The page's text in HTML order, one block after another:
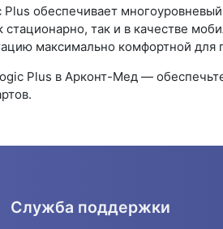
обеспечивает
стационарно, так и в качестве
максимально комфортной для
Plus в Арконт-Мед —
Служба поддержки